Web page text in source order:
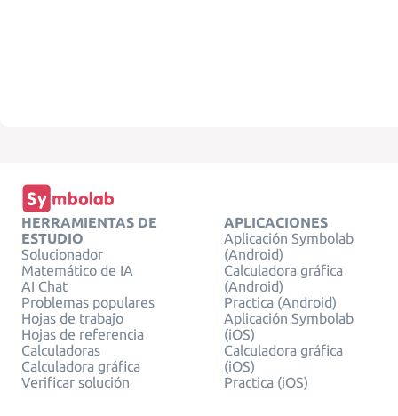
HERRAMIENTAS DE
ESTUDIO
Solucionador
Matemático de IA
AI Chat
Problemas populares
Hojas de trabajo
Hojas de referencia
Calculadoras
Calculadora gráfica
Verificar solución
APLICACIONES
Aplicación Symbolab
(Android)
Calculadora gráfica
(Android)
Practica (Android)
Aplicación Symbolab
(iOS)
Calculadora gráfica
(iOS)
Practica (iOS)